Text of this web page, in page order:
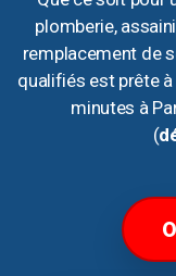
plomberie,
remplacement de
qualifiés est prête
minutes à
(